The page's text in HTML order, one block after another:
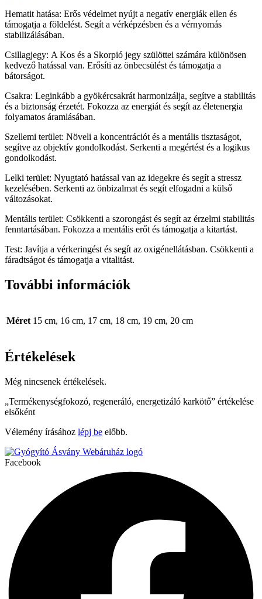
Hematit hatása: Erős védelmet nyújt a negatív energiák ellen és
támogatja a földelést. Segít a vérképzésben és a vérnyomás
stabilizálásában.
Csillagjegy: A Kos és a Skorpió jegy szülöttei számára különösen
kedvező hatással van. Erősíti az önbecsülést és támogatja a
bátorságot.
Csakra: Leginkább a gyökércsakrát harmonizálja, segítve a stabilitás
és a biztonság érzetét. Fokozza az energiát és segít az életenergia
folyamatos áramlásában.
Szellemi terület: Növeli a koncentrációt és a mentális tisztaságot,
segítve az objektív gondolkodást. Serkenti a megértést és a logikus
gondolkodást.
Lelki terület: Nyugtató hatással van az idegekre és segít a stressz
kezelésében. Serkenti az önbizalmat és segít elfogadni a külső
változásokat.
Mentális terület: Csökkenti a szorongást és segít az érzelmi stabilitás
fenntartásában. Fokozza a mentális erőt és támogatja a kitartást.
Test: Javítja a vérkeringést és segít az oxigénellátásban. Csökkenti a
fáradtságot és támogatja a vitalitást.
További információk
Méret 15 cm, 16 cm, 17 cm, 18 cm, 19 cm, 20 cm
Értékelések
Még nincsenek értékelések.
„Termékenységfokozó, regeneráló, energetizáló karkötő” értékelése
elsőként
Vélemény írásához lépj be előbb.
Facebook